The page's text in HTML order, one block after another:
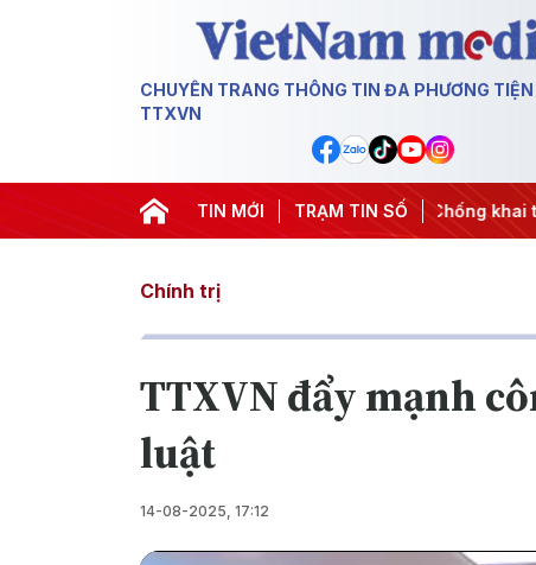
CHUYÊN TRANG THÔNG TIN ĐA PHƯƠNG
TTXVN
TIN MỚI TRẠM TIN SỐ
#Chiến dịch 500 ngày đêm #Chống khai thác IUU
Chính trị
TTXVN đẩy mạnh
luật
14-08-2025, 17:12